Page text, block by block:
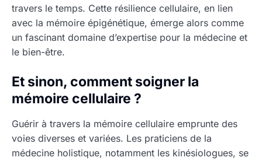
travers le temps. Cette résilience cellulaire, en lien
avec la mémoire épigénétique, émerge alors comme
un fascinant domaine d’expertise pour la médecine et
le bien-être.
Et sinon, comment soigner la
mémoire cellulaire ?
Guérir à travers la mémoire cellulaire emprunte des
voies diverses et variées. Les praticiens de la
médecine holistique, notamment les kinésiologues, se